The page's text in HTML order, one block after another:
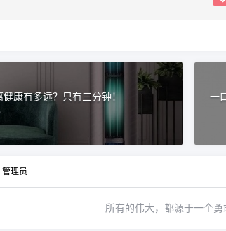
康有多远？只有三分钟！
一
管理员
所有的伟大，都源于一个勇
忘记密码？